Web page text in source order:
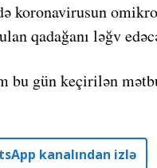
qadağanı ləğv
bu gün keçirilən
kanalından izlə